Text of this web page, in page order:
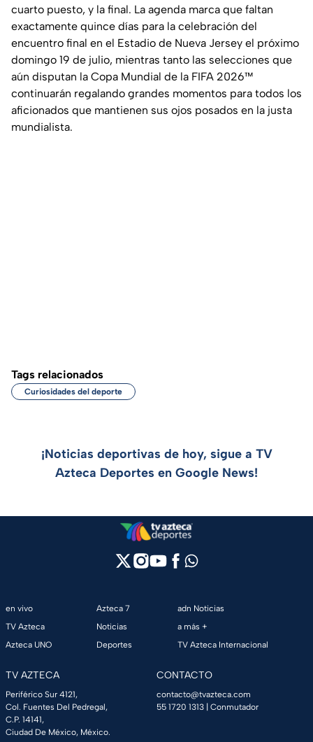
cuarto puesto, y la final. La agenda marca que faltan
exactamente quince días para la celebración del
encuentro final en el Estadio de Nueva Jersey el próximo
domingo 19 de julio, mientras tanto las selecciones que
aún disputan la Copa Mundial de la FIFA 2026™
continuarán regalando grandes momentos para todos los
aficionados que mantienen sus ojos posados en la justa
mundialista.
Tags relacionados
Curiosidades del deporte
¡Noticias deportivas de hoy, sigue a TV
Azteca Deportes en Google News!
en vivo
TV Azteca
Azteca UNO
Azteca 7
Noticias
Deportes
adn Noticias
a más +
TV Azteca Internacional
TV AZTECA
Periférico Sur 4121,
Col. Fuentes Del Pedregal,
C.P. 14141,
Ciudad De México, México.
CONTACTO
contacto@tvazteca.com
55 1720 1313 | Conmutador